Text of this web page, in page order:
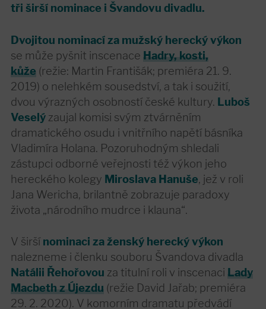
tři širší nominace i Švandovu divadlu.
Dvojitou nominací za mužský herecký výkon
se může pyšnit inscenace Hadry, kosti,
kůže (režie: Martin Františák; premiéra 21. 9.
2019) o nelehkém sousedství, a tak i soužití,
dvou výrazných osobností české kultury. Luboš
Veselý zaujal komisi svým ztvárněním
dramatického osudu i vnitřního napětí básníka
Vladimíra Holana. Pozoruhodným shledali
zástupci odborné veřejnosti též výkon jeho
hereckého kolegy Miroslava Hanuše, jež v roli
Jana Wericha, brilantně zobrazuje paradoxy
života „národního mudrce i klauna“.
V širší nominaci za ženský herecký výkon
nalezneme i členku souboru Švandova divadla
Natálii Řehořovou za titulní roli v inscenaci Lady
Macbeth z Újezdu (režie David Jařab; premiéra
29. 2. 2020). V komorním dramatu předvádí